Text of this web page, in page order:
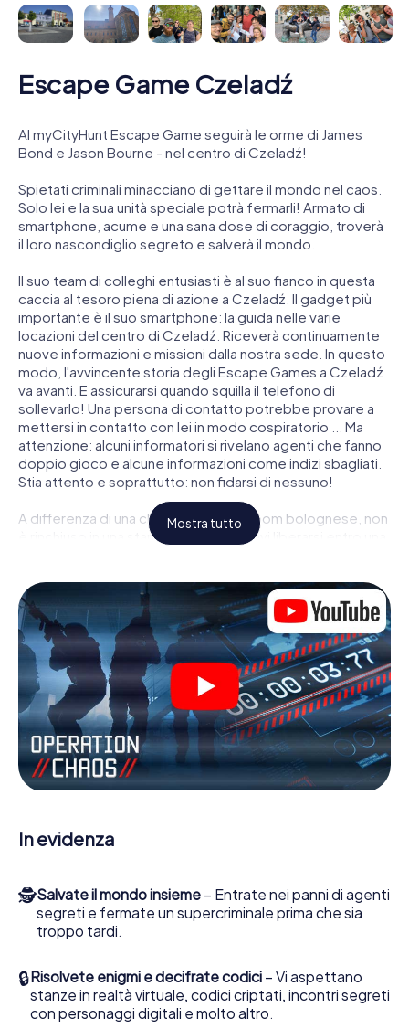
Escape Game Czeladź
Al myCityHunt Escape Game seguirà le orme di James
Bond e Jason Bourne - nel centro di Czeladź!
Spietati criminali minacciano di gettare il mondo nel caos.
Solo lei e la sua unità speciale potrà fermarli! Armato di
smartphone, acume e una sana dose di coraggio, troverà
il loro nascondiglio segreto e salverà il mondo.
Il suo team di colleghi entusiasti è al suo fianco in questa
caccia al tesoro piena di azione a Czeladź. Il gadget più
importante è il suo smartphone: la guida nelle varie
locazioni del centro di Czeladź. Riceverà continuamente
nuove informazioni e missioni dalla nostra sede. In questo
modo, l'avvincente storia degli Escape Games a Czeladź
va avanti. E assicurarsi quando squilla il telefono di
sollevarlo! Una persona di contatto potrebbe provare a
mettersi in contatto con lei in modo cospiratorio ... Ma
attenzione: alcuni informatori si rivelano agenti che fanno
doppio gioco e alcune informazioni come indizi sbagliati.
Stia attento e soprattutto: non fidarsi di nessuno!
A differenza di una classica Escape Room bolognese, non
è rinchiuso in una stanza dalla quale devi liberarsi entro una
personale! Il requisito tecnico per la sua avventura da
agente a Czeladź é uno smartphone con accesso a
Internet mobile. Un clic le dà accesso alla nostra app web.
Non è necessario installare nulla per essere trascinati
nell'azione da video interattivi, minigiochi complicati e
molte altre funzionalità.
Lavori insieme con una squadra, origli le spie nemiche e
porti gli ufficiali di collegamento dalla sua parte. In questo
Escape Game a Czeladź lei e la sua squadra dovete
essere pronti a fermare i cattivi. A differenza di James
Bond and Co., tuttavia, non diventate eroi silenziosi: lei e
del Czeladź e avrete accesso alla vostra personale
galleria di immagini. Il gioco di Escape di myCityHunt rende
segreti e trasformi Czeladź in un'Escape Room all'aperto!
Mostra tutto
In evidenza
🕵Salvate il mondo insieme – Entrate nei panni di agenti
segreti e fermate un supercriminale prima che sia
troppo tardi.
🔒Risolvete enigmi e decifrate codici – Vi aspettano
stanze in realtà virtuale, codici criptati, incontri segreti
con personaggi digitali e molto altro.